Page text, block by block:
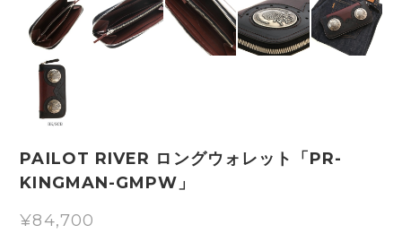
PAILOT RIVER ロングウォレット「PR-
KINGMAN-GMPW」
¥84,700